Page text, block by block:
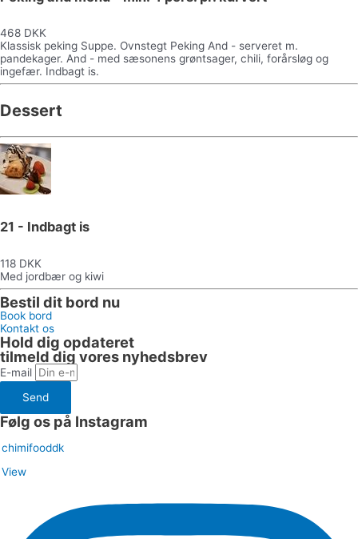
468 DKK
Klassisk peking Suppe. Ovnstegt Peking And - serveret m.
pandekager. And - med sæsonens grøntsager, chili, forårsløg og
ingefær. Indbagt is.
Dessert
21 - Indbagt is
118 DKK
Med jordbær og kiwi
Bestil dit bord nu
Book bord
Kontakt os
Hold dig opdateret
tilmeld dig vores nyhedsbrev
E-mail
Send
Følg os på Instagram
chimifooddk
View